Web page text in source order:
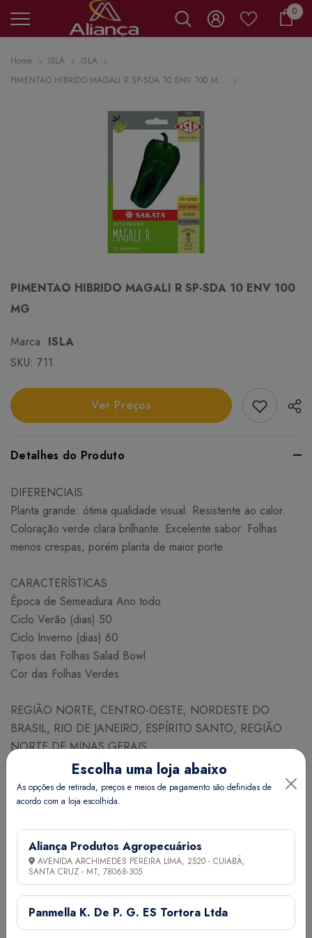
00
Home ISLA
ISLA
PIMENTAO HIBRIDO MAGALI R SP-SDA 10 ENV 100 M...
PIMENTAO HIBRIDO MAGALI R SP-SDA 10 ENV 100
MG
Marca: ISLA
SKU: 711
Ver Preços Add
Detalhes do Produto
DIFERENCIAIS
Planta grande: ótima qualidade visual. Resistente ao calor.
Coloração verde clara brilhante. Excelente sabor. Folhas
menos crespas, porém planta de maior porte.
CARACTERÍSTICAS
Época de Semeadura Ano todo
Ciclo Verão (dias) 50
Ciclo Inverno (dias) 60
Tipos das Folhas Salad Bowl
Cor das Folhas Verdes
REGIÃO NORTE, CENTRO-OESTE, NORDESTE DO
BRASIL, RIO DE JANEIRO, ESPÍRITO SANTO, REGIÃO
NORTE DE MINAS GERAIS
JANEIRO FEVEREIRO MARÇO ABRIL MAIO JUNHO JULHO
AGOSTO SETEMBRO OUTUBRO NOVEMBRO
NECESSIDADE DE SEMESTES PARA PLANTIO
Espaçamento (cm) Linhas x Plantas 30 x 30
Nº de plantas / ha 110.000
Nº aproximado de sementes / g 900
Necessidade (g/ha) 500
Escolha uma loja abaixo
As opções de retirada, preços e meios de pagamento são definidas de
acordo com a loja escolhida.
Aliança Produtos Agropecuários
AVENIDA ARCHIMEDES PEREIRA LIMA, 2520 - CUIABÁ,
SANTA CRUZ - MT, 78068-305
Panmella K. De P. G. ES Tortora Ltda